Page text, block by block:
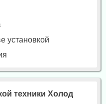
установкой
техники Холод